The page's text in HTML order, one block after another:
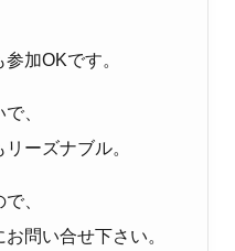
加OKです。
、
ーズナブル。
、
問い合せ下さい。